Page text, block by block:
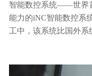
智能数控系统——世界
能力的iNC智能数控系
工中，该系统比国外系